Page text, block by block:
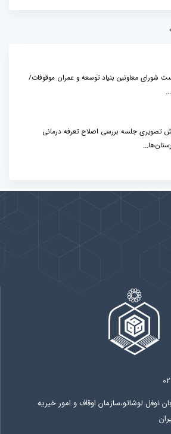
شورای معاونین بنیاد توسعه و عمران موقوفات/
تصویری جلسه بررسی اصلاح تعرفه درمانی
نوفل لوشاتو،سازمان اوقاف و امور خیریه